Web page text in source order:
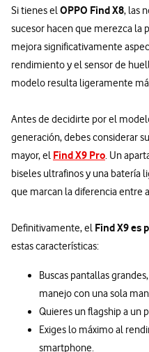
Si tienes elOPPO Find X8, las
sucesor hacen que merezca la
mejora significativamente
rendimiento y el sensor de
modelo resulta ligeramente
Antes de decidirte por el
generación, debes considerar
mayor, el Find X9 Pro. Un
biseles ultrafinos y una batería
que marcan la diferencia entre
Definitivamente, el Find X9 es
estas características:
Buscas pantallas
manejo con una sola
Quieres un flagship a un
Exiges lo máximo al
smartphone.